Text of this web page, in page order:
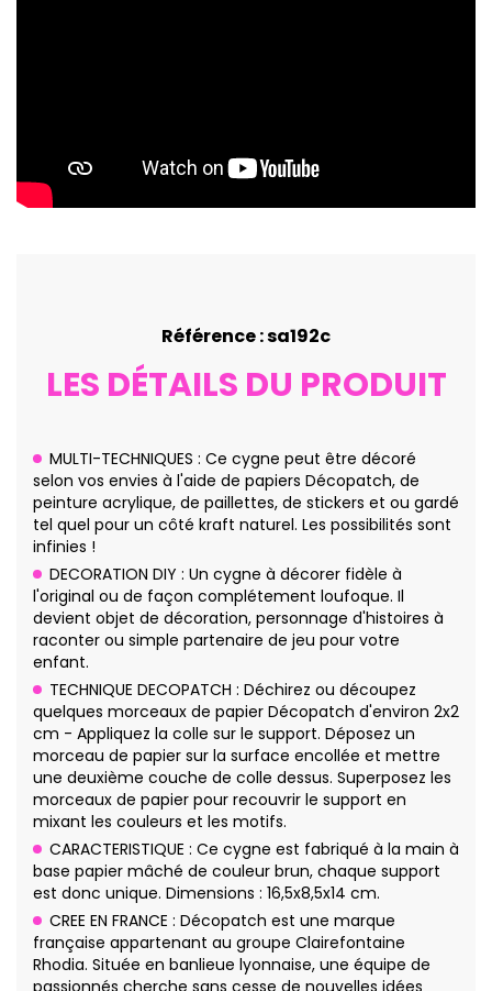
Référence : sa192c
LES DÉTAILS DU PRODUIT
MULTI-TECHNIQUES : Ce cygne peut être décoré
selon vos envies à l'aide de papiers Décopatch, de
peinture acrylique, de paillettes, de stickers et ou gardé
tel quel pour un côté kraft naturel. Les possibilités sont
infinies !
DECORATION DIY : Un cygne à décorer fidèle à
l'original ou de façon complétement loufoque. Il
devient objet de décoration, personnage d'histoires à
raconter ou simple partenaire de jeu pour votre
enfant.
TECHNIQUE DECOPATCH : Déchirez ou découpez
quelques morceaux de papier Décopatch d'environ 2x2
cm - Appliquez la colle sur le support. Déposez un
morceau de papier sur la surface encollée et mettre
une deuxième couche de colle dessus. Superposez les
morceaux de papier pour recouvrir le support en
mixant les couleurs et les motifs.
CARACTERISTIQUE : Ce cygne est fabriqué à la main à
base papier mâché de couleur brun, chaque support
est donc unique. Dimensions : 16,5x8,5x14 cm.
CREE EN FRANCE : Décopatch est une marque
française appartenant au groupe Clairefontaine
Rhodia. Située en banlieue lyonnaise, une équipe de